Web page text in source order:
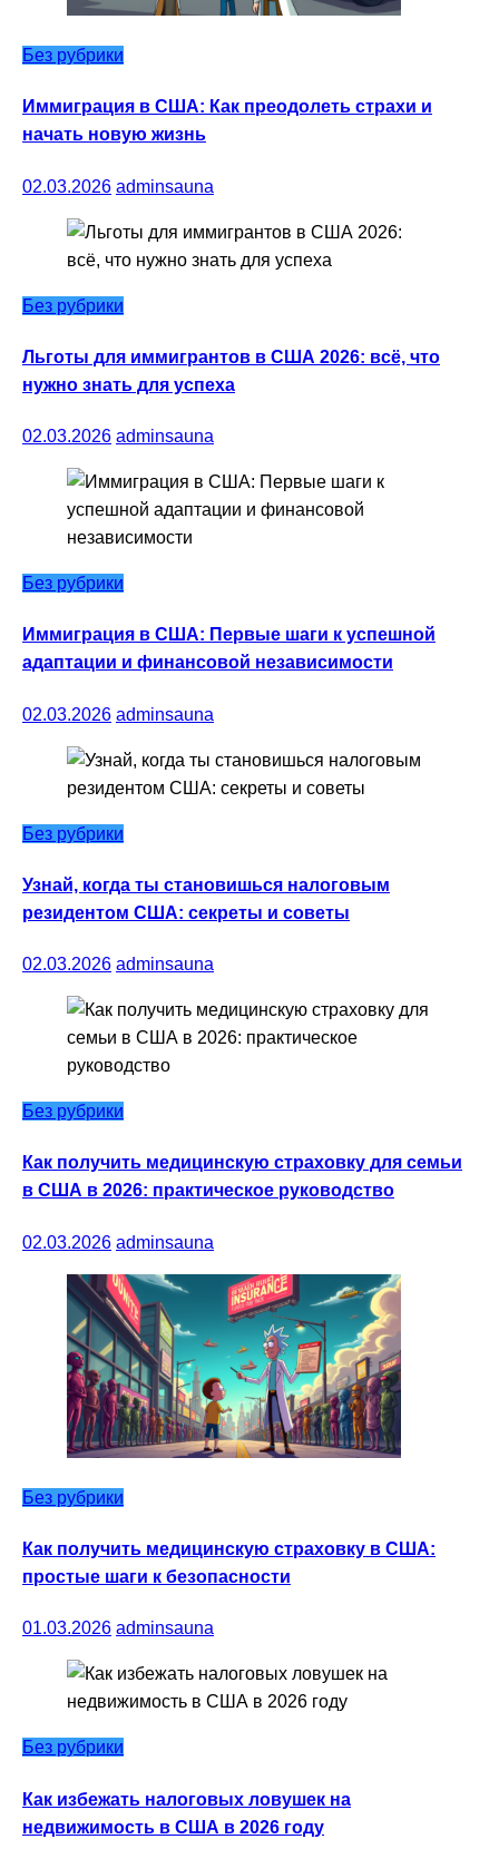
Без рубрики
Иммиграция в США: Как преодолеть страхи и
начать новую жизнь
02.03.2026 adminsauna
Без рубрики
Льготы для иммигрантов в США 2026: всё, что
нужно знать для успеха
02.03.2026 adminsauna
Без рубрики
Иммиграция в США: Первые шаги к успешной
адаптации и финансовой независимости
02.03.2026 adminsauna
Без рубрики
Узнай, когда ты становишься налоговым
резидентом США: секреты и советы
02.03.2026 adminsauna
Без рубрики
Как получить медицинскую страховку для семьи
в США в 2026: практическое руководство
02.03.2026 adminsauna
Без рубрики
Как получить медицинскую страховку в США:
простые шаги к безопасности
01.03.2026 adminsauna
Без рубрики
Как избежать налоговых ловушек на
недвижимость в США в 2026 году